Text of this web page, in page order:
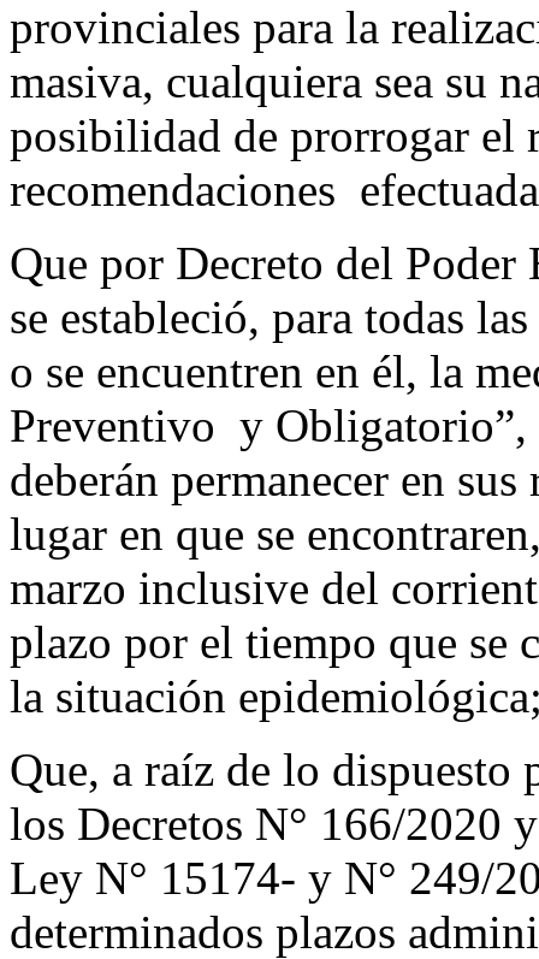
provinciales para la
masiva, cualquiera sea su
posibilidad de prorrogar el
recomendaciones
Que por Decreto del
se estableció, para todas
o se encuentren en él, la
Preventivo y Obligatorio”,
deberán permanecer en
lugar en que se
marzo inclusive del
plazo por el tiempo que se
la situación
Que, a raíz de lo dispuesto
los Decretos N° 166/2020
Ley N° 15174- y N° 249/
determinados plazos